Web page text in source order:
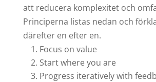
att reducera komplexitet och
Principerna listas nedan och
därefter en efter en.
Focus on value
Start where you are
Progress iteratively with